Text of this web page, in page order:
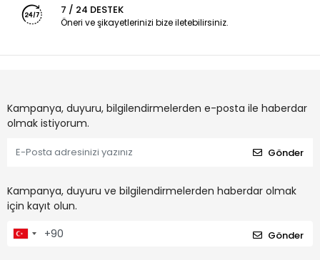
7 / 24 DESTEK
Öneri ve şikayetlerinizi bize iletebilirsiniz.
Kampanya, duyuru, bilgilendirmelerden e-posta ile haberdar
olmak istiyorum.
Gönder
Kampanya, duyuru ve bilgilendirmelerden haberdar olmak
için kayıt olun.
Gönder